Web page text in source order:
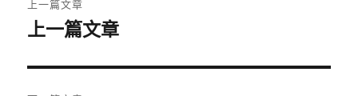
章
覽
上一篇文章
上
篇
上一篇文章